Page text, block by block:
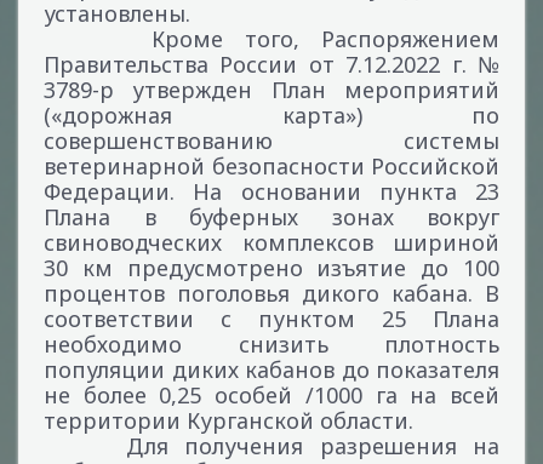
установлены.
Кроме того, Распоряжением
Правительства России от 7.12.2022 г. №
3789-р утвержден План мероприятий
(«дорожная карта») по
совершенствованию системы
ветеринарной безопасности Российской
Федерации. На основании пункта 23
Плана в буферных зонах вокруг
свиноводческих комплексов шириной
30 км предусмотрено изъятие до 100
процентов поголовья дикого кабана. В
соответствии с пунктом 25 Плана
необходимо снизить плотность
популяции диких кабанов до показателя
не более 0,25 особей /1000 га на всей
территории Курганской области.
Для получения разрешения на